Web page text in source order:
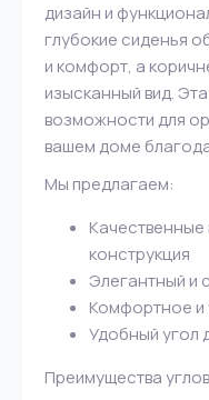
дизайн и
глубокие сиденья
и комфорт, а
изысканный вид.
возможности для
вашем доме
Мы предлагаем:
конструкция
Элегантный и
Комфортное и
Удобный угол
Преимущества